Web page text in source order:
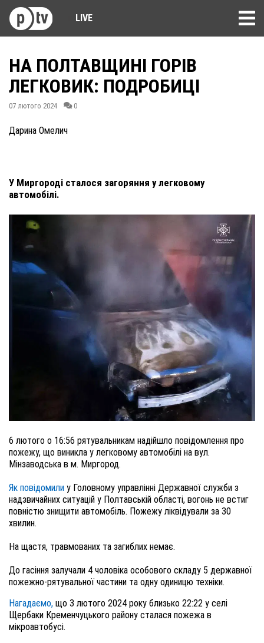
LIVE
НА ПОЛТАВЩИНІ ГОРІВ
ЛЕГКОВИК: ПОДРОБИЦІ
07 лютого 2024 0
Дарина Омелич
У Миргороді сталося загоряння у легковому
автомобілі.
6 лютого о 16:56 рятувальникам надійшло повідомлення про
пожежу, що виникла у легковому автомобілі на вул.
Мінзаводська в м. Миргород.
Як повідомили у Головному управлінні Державної служби з
надзвичайних ситуацій у Полтавській області, вогонь не встиг
повністю знищити автомобіль. Пожежу ліквідували за 30
хвилин.
На щастя, травмованих та загиблих немає.
До гасіння залучали 4 чоловіка особового складу 5 державної
пожежно-рятувальної частини та одну одиницю техніки.
Нагадаємо, що 3 лютого 2024 року близько 22:22 у селі
Щербаки Кременчуцького району сталася пожежа в
мікроавтобусі.